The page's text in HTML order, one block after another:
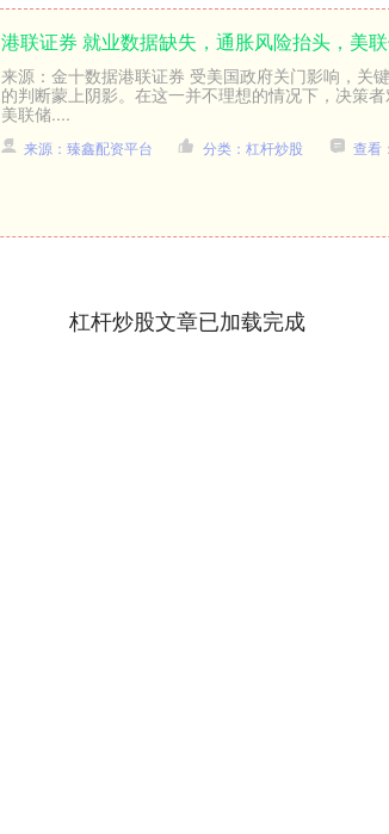
港联证券 就业数据缺失，通胀风险抬头，美
来源：金十数据港联证券 受美国政府关门影响，关
的判断蒙上阴影。在这一并不理想的情况下，决策
美联储....
来源：臻鑫配资平台 分类：杠杆炒股 查看
杠杆炒股文章已加载完成